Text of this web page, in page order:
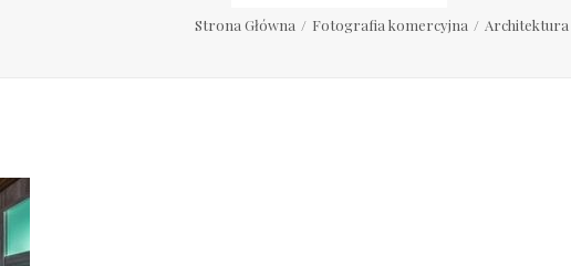
Strona Główna Fotografia komercyjna Architektura